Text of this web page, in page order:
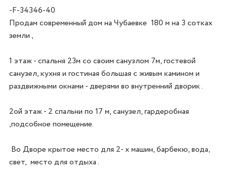
-F-34346-40
Продам современный дом на Чубаевке  180 м на 3 сотках
земли ,
1 этаж - спальня 23м со своим санузлом 7м, гостевой
санузел, кухня и гостиная большая с живым камином и
раздвижными окнами - дверями во внутренний дворик .
2ой этаж - 2 спальни по 17 м, санузел, гардеробная
,подсобное помещение.
свет,  место для отдыха .